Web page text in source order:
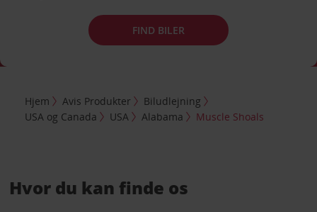
FIND BILER
Hjem Avis Produkter
Biludlejning
USA og Canada
USA Alabama Muscle Shoals
Hvor du kan finde os